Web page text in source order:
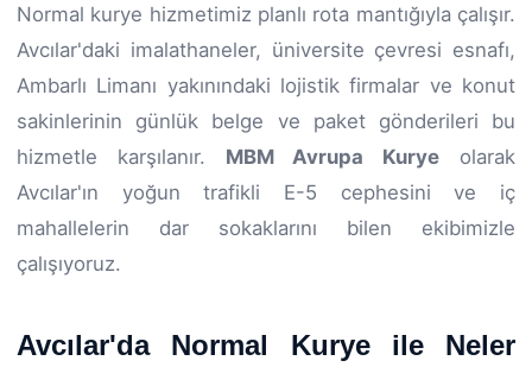
Normal kurye hizmetimiz planlı rota mantığıyla çalışır.
Avcılar'daki imalathaneler, üniversite çevresi esnafı,
Ambarlı Limanı yakınındaki lojistik firmalar ve konut
sakinlerinin günlük belge ve paket gönderileri bu
hizmetle karşılanır. MBM Avrupa Kurye olarak
Avcılar'ın yoğun trafikli E-5 cephesini ve iç
mahallelerin dar sokaklarını bilen ekibimizle
çalışıyoruz.
Avcılar'da Normal Kurye ile Neler